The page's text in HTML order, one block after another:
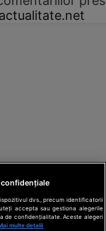
actualitate.net
confidențiale
dvs., precum identificatorii
accepta sau gestiona alegerile
de confidențialitate. Aceste alegeri
multe detalii